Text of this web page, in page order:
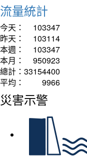
流量統計
今天：
103347
昨天：
103114
本週：
103347
本月：
950923
總計： 33154400
平均：
9966
災害示警